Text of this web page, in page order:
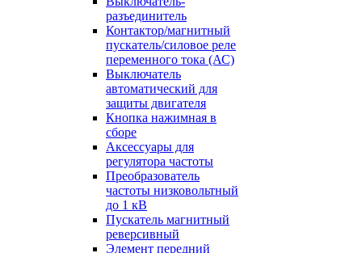
разъединитель
Контактор/магнитный
пускатель/силовое реле
переменного тока (АС)
Выключатель
автоматический для
защиты двигателя
Кнопка нажимная в
сборе
Аксессуары для
регулятора частоты
Преобразователь
частоты низковольтный
до 1 кВ
Пускатель магнитный
реверсивный
Элемент передний